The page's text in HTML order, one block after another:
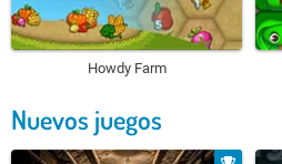
Howdy Farm
Nuevos juegos